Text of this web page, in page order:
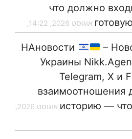
что должно
НАновости
–
Украины
Telegram, X и
взаимоотношения
историю —
8 אוגוסט 2026,